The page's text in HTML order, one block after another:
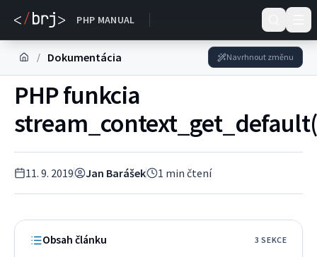
PHP MANUAL
DOKUMENTACE
/ Dokumentácia Navrhnout změnu
PHP funkcia
11. 9. 2019 Jan Barášek 1 min čtení
Obsah článku 3 SEKCE